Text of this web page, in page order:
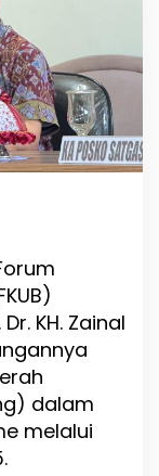
KH. Zainal
dalam
melalui